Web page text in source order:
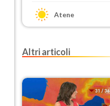
Atene
Altri articoli